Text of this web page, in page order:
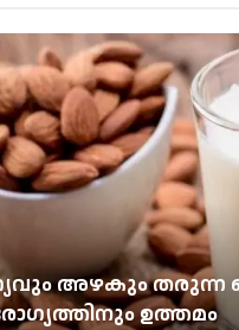
അഴകും തരുന്ന
ഉത്തമം